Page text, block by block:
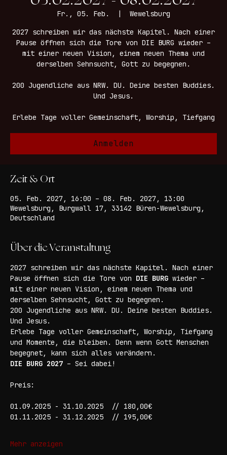
05.02.2027 - 08.02.2027
Fr., 05. Feb.
  |
Wewelsburg
2027 schreiben wir das nächste Kapitel. Nach einer
Pause öffnen sich die Tore von DIE BURG wieder –
mit einer neuen Vision, einem neuen Thema und
200 Jugendliche aus NRW. DU. Deine besten Buddies.
Erlebe Tage voller Gemeinschaft, Worship, Tiefgang
Anmelden
Zeit & Ort
05. Feb. 2027, 16:00 – 08. Feb. 2027, 13:00
Wewelsburg, Burgwall 17, 33142 Büren-Wewelsburg,
Über die Veranstaltung
2027 schreiben wir das nächste Kapitel. Nach einer
Pause öffnen sich die Tore von DIE BURG wieder –
mit einer neuen Vision, einem neuen Thema und
derselben Sehnsucht, Gott zu begegnen.
200 Jugendliche aus NRW. DU. Deine besten Buddies.
Und Jesus.
Erlebe Tage voller Gemeinschaft, Worship, Tiefgang
und Momente, die bleiben. Denn wenn Gott Menschen
begegnet, kann sich alles verändern.
01.09.2025 - 31.10.2025 	// 180,00€